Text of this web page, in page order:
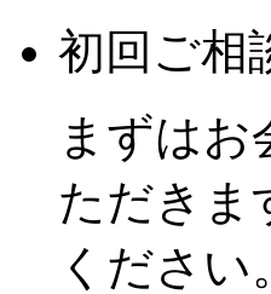
初回ご相
まずは
ただきま
ください